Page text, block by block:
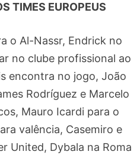
TIMES EUROPEUS
o Al-Nassr, Endrick no
no clube profissional ao
encontra no jogo, João
Rodríguez e Marcelo
Mauro Icardi para o
valência, Casemiro e
United, Dybala na Roma